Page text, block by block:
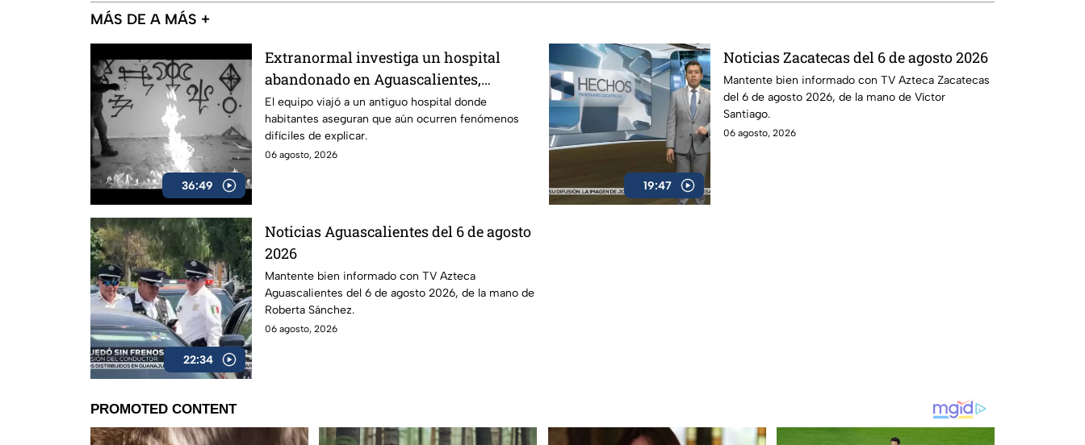
MÁS DE A MÁS +
36:49
Extranormal investiga un hospital
abandonado en Aguascalientes,
México, marcado por el misterio
El equipo viajó a un antiguo hospital donde
habitantes aseguran que aún ocurren fenómenos
difíciles de explicar.
06 agosto, 2026
19:47
Noticias Zacatecas del 6 de agosto 2026
Mantente bien informado con TV Azteca Zacatecas
del 6 de agosto 2026, de la mano de Víctor
Santiago.
06 agosto, 2026
22:34
Noticias Aguascalientes del 6 de agosto
2026
Mantente bien informado con TV Azteca
Aguascalientes del 6 de agosto 2026, de la mano de
Roberta Sánchez.
06 agosto, 2026